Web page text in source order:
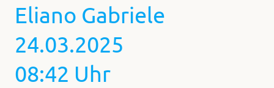
Eliano Gabriele
24.03.2025
08:42 Uhr